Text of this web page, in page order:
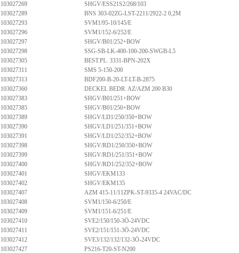
103027269
SHGV/ESS21S2/268/103
103027289
BNS 303-02ZG-LST-2211/2922-2 0,2M
103027293
SVM1/95-10/145/E
103027296
SVM1/152-6/252/E
103027297
SHGV/B01/252+BOW
103027298
SSG-SB-LK-400-100-200-SWGB-L5
103027305
BEST.PL. 3331-BPN-202X
103027311
SMS 5-150-200
103027313
BDF200-B-20-LT-LT-B-2875
103027360
DECKEL BEDR. AZ/AZM 200 B30
103027383
SHGV/B01/251+BOW
103027385
SHGV/B01/250+BOW
103027389
SHGV/LD1/250/350+BOW
103027390
SHGV/LD1/251/351+BOW
103027391
SHGV/LD1/252/352+BOW
103027398
SHGV/RD1/250/350+BOW
103027399
SHGV/RD1/251/351+BOW
103027400
SHGV/RD1/252/352+BOW
103027401
SHGV/EKM133
103027402
SHGV/EKM135
103027407
AZM 415-11/11ZPK-ST-9335-4 24VAC/DC
103027408
SVM1/150-6/250/E
103027409
SVM1/151-6/251/E
103027410
SVE2/150/150-3Ö-24VDC
103027411
SVE2/151/151-3Ö-24VDC
103027412
SVE3/132/132/132-3Ö-24VDC
103027427
PS216-T20-ST-N200